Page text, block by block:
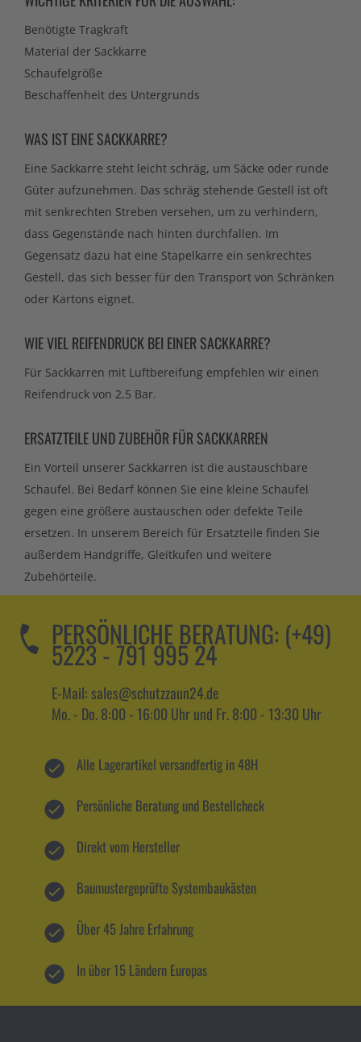
Benötigte Tragkraft
Material der Sackkarre
Schaufelgröße
Beschaffenheit des Untergrunds
WAS IST EINE SACKKARRE?
Eine Sackkarre steht leicht schräg, um Säcke oder runde
Güter aufzunehmen. Das schräg stehende Gestell ist oft
mit senkrechten Streben versehen, um zu verhindern,
dass Gegenstände nach hinten durchfallen. Im
Gegensatz dazu hat eine Stapelkarre ein senkrechtes
Gestell, das sich besser für den Transport von Schränken
oder Kartons eignet.
WIE VIEL REIFENDRUCK BEI EINER SACKKARRE?
Für Sackkarren mit Luftbereifung empfehlen wir einen
Reifendruck von 2,5 Bar.
ERSATZTEILE UND ZUBEHÖR FÜR SACKKARREN
Ein Vorteil unserer Sackkarren ist die austauschbare
Schaufel. Bei Bedarf können Sie eine kleine Schaufel
gegen eine größere austauschen oder defekte Teile
ersetzen. In unserem Bereich für Ersatzteile finden Sie
außerdem Handgriffe, Gleitkufen und weitere
Zubehörteile.
PERSÖNLICHE BERATUNG: (+49)
5223 - 791 995 24
E-Mail: sales@schutzzaun24.de
Mo. - Do. 8:00 - 16:00 Uhr und Fr. 8:00 - 13:30 Uhr
Alle Lagerartikel versandfertig in 48H
Persönliche Beratung und Bestellcheck
Direkt vom Hersteller
Baumustergeprüfte Systembaukästen
Über 45 Jahre Erfahrung
In über 15 Ländern Europas